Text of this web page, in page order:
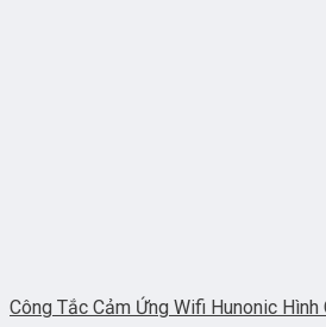
Công Tắc Cảm Ứng Wifi Hunonic Hình